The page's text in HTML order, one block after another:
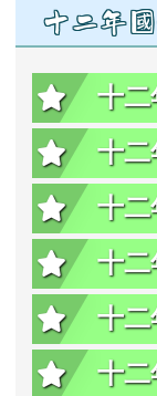
十二年
十二
十二
十二
十二
十二
十二